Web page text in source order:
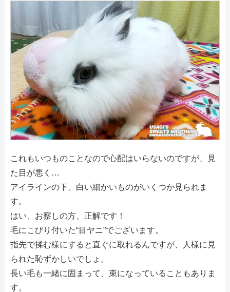
これもいつものことなので心配はいらないのですが、見
た目が悪く…
アイラインの下、白い細かいものがいくつか見られま
す。
はい、お察しの方、正解です！
毛にこびり付いた“目ヤニ”でございます。
指先で揉む様にすると直ぐに取れるんですが、人様に見
られた恥ずかしいでしょ。
長い毛も一緒に固まって、束になっていることもありま
す。